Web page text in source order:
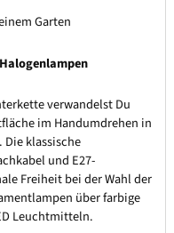
Garten
verwandelst Du
im Handumdrehen in
klassische
und E27-
Freiheit bei der Wahl der
über farbige
Leuchtmitteln.